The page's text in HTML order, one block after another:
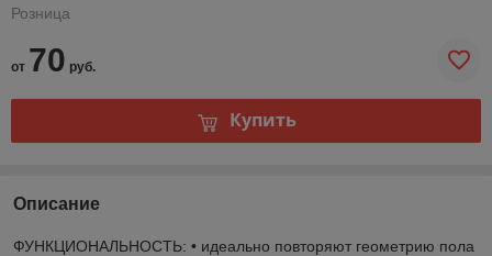
Розница
от 70 руб.
Купить
Описание
ФУНКЦИОНАЛЬНОСТЬ: • идеально повторяют геометрию пола